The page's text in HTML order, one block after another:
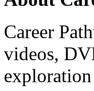
Career
videos,